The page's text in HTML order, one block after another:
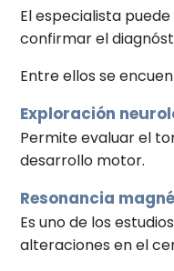
El especialista
confirmar el
Entre ellos se
Exploración
Permite evaluar el
desarrollo motor.
Resonancia
Es uno de los
alteraciones en el